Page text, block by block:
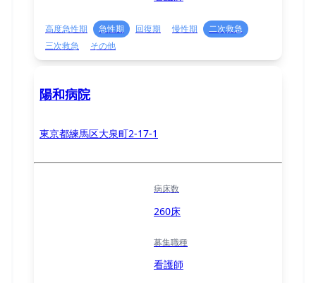
高度急性期 急性期 回復期 慢性期
二次救急
三次救急
その他
陽和病院
東京都練馬区大泉町2-17-1
病床数
260床
募集職種
看護師